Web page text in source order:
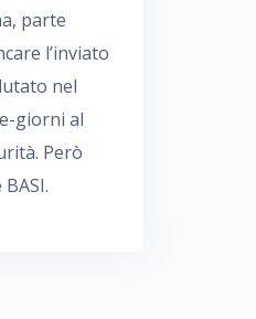
parte
l’inviato
nel
giorni al
Però